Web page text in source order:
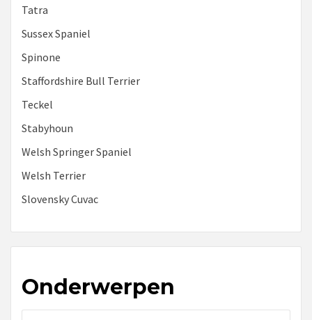
Tatra
Sussex Spaniel
Spinone
Staffordshire Bull Terrier
Teckel
Stabyhoun
Welsh Springer Spaniel
Welsh Terrier
Slovensky Cuvac
Onderwerpen